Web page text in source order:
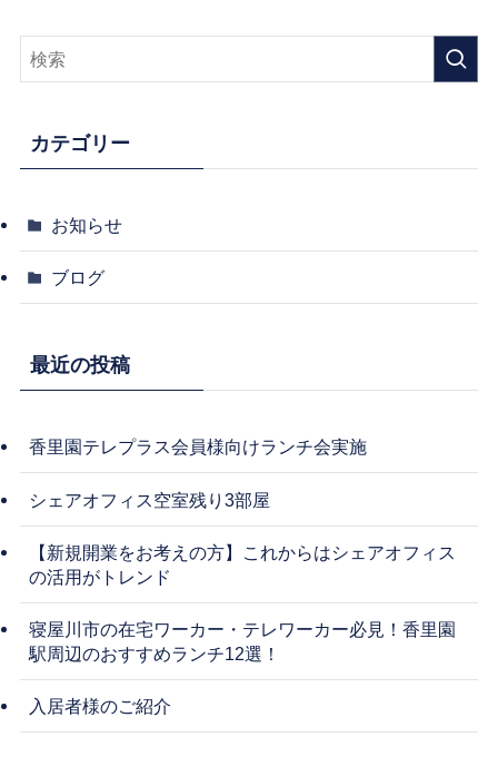
カテゴリー
お知らせ
ブログ
最近の投稿
香里園テレプラス会員様向けランチ会実施
シェアオフィス空室残り3部屋
【新規開業をお考えの方】これからはシェアオフィス
の活用がトレンド
寝屋川市の在宅ワーカー・テレワーカー必見！香里園
駅周辺のおすすめランチ12選！
入居者様のご紹介